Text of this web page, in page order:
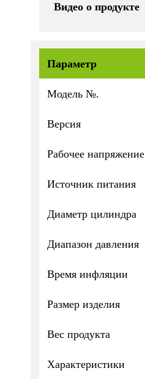
Видео о продукте
Параметр
Модель №.
Версия
Рабочее напряжение
Источник питания
Диаметр цилиндра
Диапазон давления
Время инфляции
Размер изделия
Вес продукта
Характеристики